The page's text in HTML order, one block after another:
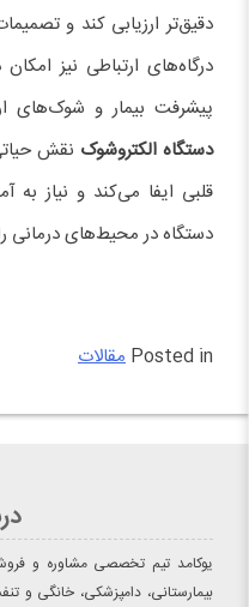
دقیق‌تر ارزیابی کند و
درگاه‌های ارتباطی نیز
پیشرفت بیمار و شوک‌های
دستگاه الکتروشوک نقش
قلبی ایفا می‌کند و نیاز به
دستگاه در محیط‌های درمانی
Posted in مقالات
یوکامد تیم تخصصی مشاوره و
بیمارستانی، دامپزشکی، خانگی و